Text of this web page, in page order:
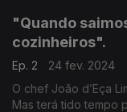
"Quando
cozinheiros".
Ep. 2
24 fev. 2024
O chef João d’Eça
Mas terá tido tempo